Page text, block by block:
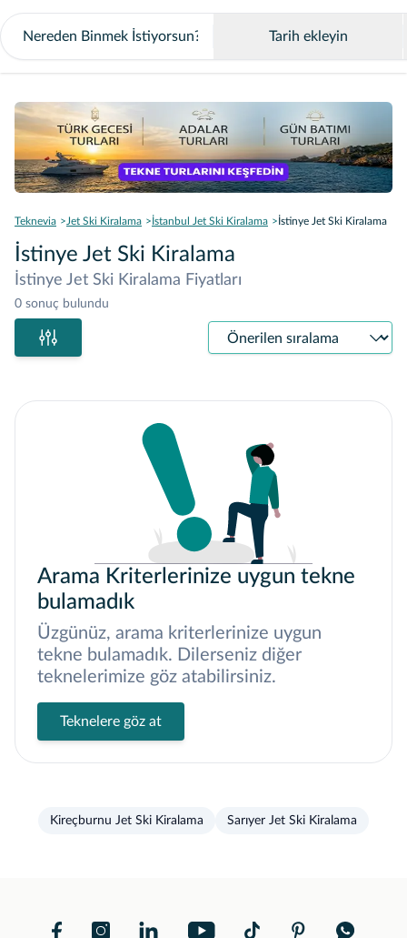
Tarih ekleyin
Teknevia Jet Ski Kiralama İstanbul Jet Ski Kiralama İstinye Jet Ski Kiralama
İstinye Jet Ski Kiralama
İstinye Jet Ski Kiralama Fiyatları
0 sonuç bulundu
Sıralama
Arama Kriterlerinize uygun tekne
bulamadık
Üzgünüz, arama kriterlerinize uygun
tekne bulamadık. Dilerseniz diğer
teknelerimize göz atabilirsiniz.
Teknelere göz at
Kireçburnu Jet Ski Kiralama Sarıyer Jet Ski Kiralama